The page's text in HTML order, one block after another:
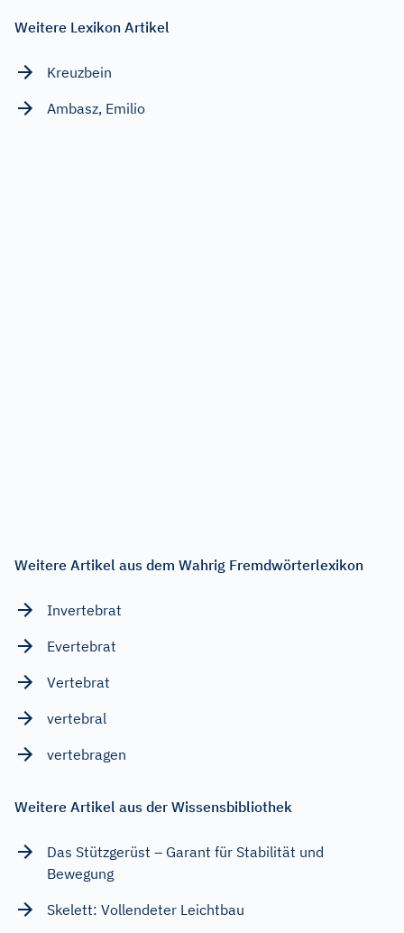
Weitere Lexikon Artikel
Kreuzbein
Ambasz, Emilio
Weitere Artikel aus dem Wahrig Fremdwörterlexikon
Invertebrat
Evertebrat
Vertebrat
vertebral
vertebragen
Weitere Artikel aus der Wissensbibliothek
Das Stützgerüst – Garant für Stabilität und
Bewegung
Skelett: Vollendeter Leichtbau